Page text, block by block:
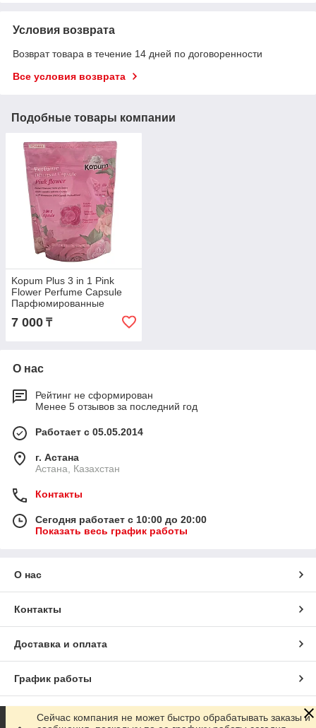
Условия возврата
Возврат товара в течение 14 дней по договоренности
Все условия возврата
Подобные товары компании
Kopum Plus 3 in 1 Pink
Flower Perfume Capsule
Парфюмированные
капсулы для стирки
Розовый цветок 33 шт
7 000 ₸
О нас
Рейтинг не сформирован
Менее 5 отзывов за последний год
Работает с 05.05.2014
г. Астана
Астана, Казахстан
Контакты
Сегодня работает с 10:00 до 20:00
Показать весь график работы
О нас
Контакты
Доставка и оплата
График работы
Полная версия сайта
Сейчас компания не может быстро обрабатывать заказы и